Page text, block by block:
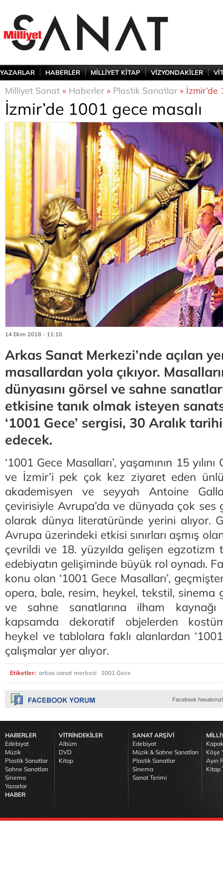
YAZARLAR HABERLER MİLLİYET KİTAP VİZYONDAKİLER
Milliyet Sanat » Haberler» Plastik Sanatlar» İzmir’de
İzmir’de 1001 gece masalı
14 Ekim 2018 - 11:10
Arkas Sanat Merkezi’nde açılan
masallardan yola çıkıyor.
dünyasını görsel ve sahne
etkisine tanık olmak isteyen
‘1001 Gece’ sergisi, 30 Aralık
edecek.
‘1001 Gece Masalları’, yaşamının 15
ve İzmir’i pek çok kez ziyaret eden
akademisyen ve seyyah Antoine
çevirisiyle Avrupa’da ve dünyada çok
olarak dünya literatüründe yerini alıyor.
Avrupa üzerindeki etkisi sınırları aşmış
çevrildi ve 18. yüzyılda gelişen
edebiyatın gelişiminde büyük rol oynadı.
konu olan ‘1001 Gece Masalları’,
opera, bale, resim, heykel, tekstil, sinema
ve sahne sanatlarına ilham
kapsamda dekoratif objelerden
heykel ve tablolara faklı alanlardan
çalışmalar yer alıyor.
Etiketler: arkas sanat merkezi 1001 Gece
HABERLER
Edebiyat
Müzik
Plastik Sanatlar
Sahne Sanatları
Sinema
Yazarlar
HABER
VİTRİNDEKİLER
Albüm
DVD
Kitap
SANAT ARŞİVİ
Edebiyat
Müzik & Sahne Sanatları
Plastik Sanatlar
Sinema
Sanat Terimi
Köşe
Ayın
Kitap